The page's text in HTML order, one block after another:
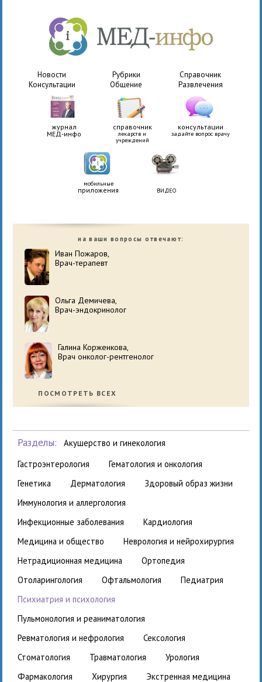
Новости Рубрики
Справочник
Консультации
Общение Развлечения
журнал
МЕД-инфо
справочник
лекарств и
учреждений
консультации
задайте вопрос врачу
мобильные
приложения ВИДЕО
на ваши вопросы отвечают:
Иван Пожаров,
Врач-терапевт
Ольга Демичева,
Врач-эндокринолог
Галина Корженкова,
Врач онколог-рентгенолог
ПОСМОТРЕТЬ ВСЕХ
Разделы:
акушерство и гинекология
гастроэнтерология
гематология и онкология
генетика
дерматология
здоровый образ жизни
иммунология и аллергология
инфекционные заболевания
кардиология
медицина и общество
неврология и нейрохирургия
нетрадиционная медицина
ортопедия
отоларингология
офтальмология
педиатрия
психиатрия и психология
пульмонология и реаниматология
ревматология и нефрология
сексология
стоматология
травматология
урология
фармакология
хирургия
экстренная медицина